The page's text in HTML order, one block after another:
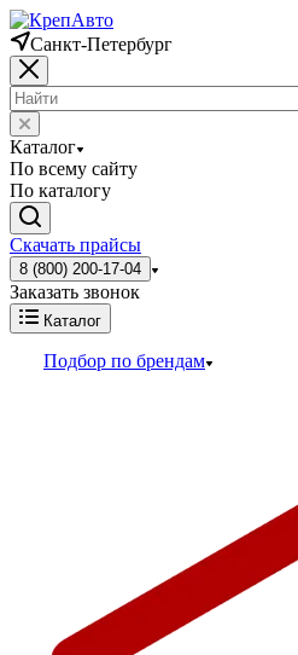
Санкт-Петербург
Каталог
По всему сайту
По каталогу
Скачать прайсы
8 (800) 200-17-04
Заказать звонок
Каталог
Подбор по брендам